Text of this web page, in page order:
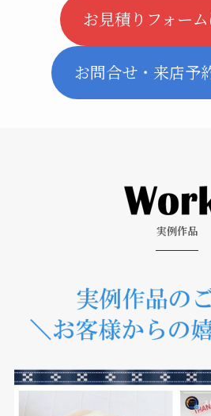
お見積りフォー
お問合せ・来店予
実例作品